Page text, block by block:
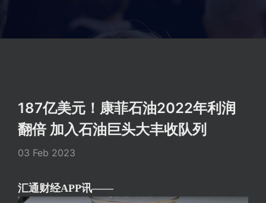
187亿美元！康菲石油2022年利润
翻倍 加入石油巨头大丰收队列
03 Feb 2023
汇通财经APP讯——